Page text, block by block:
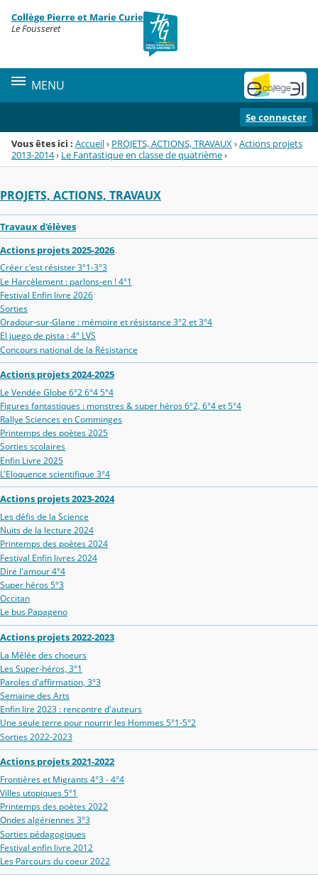
Menu de la rubrique
Contenu
Collège Pierre et Marie Curie
Le Fousseret
MENU
Se connecter
Vous êtes ici : Accueil› PROJETS, ACTIONS, TRAVAUX ›Actions projets
2013-2014› Le Fantastique en classe de quatrième›
PROJETS, ACTIONS, TRAVAUX
Travaux d'élèves
Actions projets 2025-2026
Créer c'est résister 3°1-3°3
Le Harcèlement : parlons-en ! 4°1
Festival Enfin livre 2026
Sorties
Oradour‑sur‑Glane : mémoire et résistance 3°2 et 3°4
El juego de pista : 4° LVS
Concours national de la Résistance
Actions projets 2024-2025
Le Vendée Globe 6°2 6°4 5°4
Figures fantastiques : monstres & super héros 6°2, 6°4 et 5°4
Rallye Sciences en Comminges
Printemps des poètes 2025
Sorties scolaires
Enfin Livre 2025
L'Eloquence scientifique 3°4
Actions projets 2023-2024
Les défis de la Science
Nuits de la lecture 2024
Printemps des poètes 2024
Festival Enfin livres 2024
Dire l'amour 4°4
Super héros 5°3
Occitan
Le bus Papageno
Actions projets 2022-2023
La Mêlée des choeurs
Les Super-héros, 3°1
Paroles d'affirmation, 3°3
Semaine des Arts
Enfin lire 2023 : rencontre d'auteurs
Une seule terre pour nourrir les Hommes 5°1-5°2
Sorties 2022-2023
Actions projets 2021-2022
Frontières et Migrants 4°3 - 4°4
Villes utopiques 5°1
Printemps des poètes 2022
Ondes algériennes 3°3
Sorties pédagogiques
Festival enfin livre 2012
Les Parcours du coeur 2022